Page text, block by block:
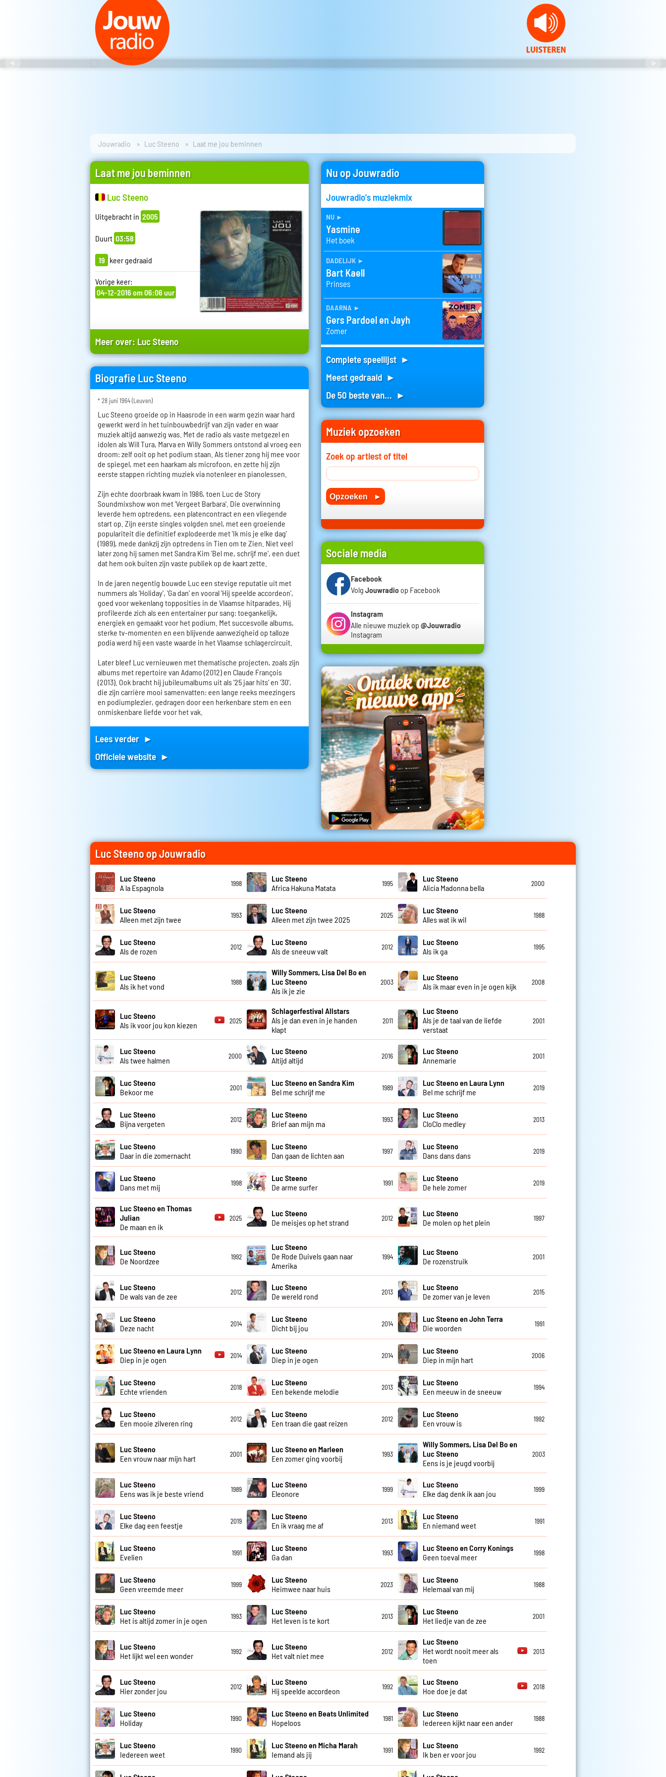
Jouwradio Luc Steeno Laat me jou beminnen
Laat me jou beminnen
Luc Steeno
Uitgebracht in 2005
Duurt 03:58
19 keer gedraaid
Vorige keer:
04-12-2016 om 06:06 uur
Meer over: Luc Steeno
Biografie Luc Steeno
* 28 juni 1964 (Leuven)
Luc Steeno groeide op in Haasrode in een warm gezin waar hard
gewerkt werd in het tuinbouwbedrijf van zijn vader en waar
muziek altijd aanwezig was. Met de radio als vaste metgezel en
idolen als Will Tura, Marva en Willy Sommers ontstond al vroeg een
droom: zelf ooit op het podium staan. Als tiener zong hij mee voor
de spiegel, met een haarkam als microfoon, en zette hij zijn
eerste stappen richting muziek via notenleer en pianolessen.
Zijn echte doorbraak kwam in 1986, toen Luc de Story
Soundmixshow won met 'Vergeet Barbara'. Die overwinning
leverde hem optredens, een platencontract en een vliegende
start op. Zijn eerste singles volgden snel, met een groeiende
populariteit die definitief explodeerde met 'Ik mis je elke dag'
(1989), mede dankzij zijn optredens in Tien om te Zien. Niet veel
later zong hij samen met Sandra Kim 'Bel me, schrijf me', een duet
dat hem ook buiten zijn vaste publiek op de kaart zette.
In de jaren negentig bouwde Luc een stevige reputatie uit met
nummers als 'Holiday', 'Ga dan' en vooral 'Hij speelde accordeon',
goed voor wekenlang topposities in de Vlaamse hitparades. Hij
profileerde zich als een entertainer pur sang: toegankelijk,
energiek en gemaakt voor het podium. Met succesvolle albums,
sterke tv-momenten en een blijvende aanwezigheid op talloze
podia werd hij een vaste waarde in het Vlaamse schlagercircuit.
Later bleef Luc vernieuwen met thematische projecten, zoals zijn
albums met repertoire van Adamo (2012) en Claude François
(2013). Ook bracht hij jubileumalbums uit als '25 jaar hits' en '30',
die zijn carrière mooi samenvatten: een lange reeks meezingers
en podiumplezier, gedragen door een herkenbare stem en een
onmiskenbare liefde voor het vak.
Lees verder ►
Officiele website ►
Nu op Jouwradio
Jouwradio's muziekmix
nu ►
Yasmine
Het boek
dadelijk ►
Bart Kaell
Prinses
daarna ►
Gers Pardoel en Jayh
Zomer
Complete speellijst ►
Meest gedraaid ►
De 50 beste van... ►
Muziek opzoeken
Zoek op artiest of titel
Sociale media
Facebook
Volg Jouwradio op Facebook
Instagram
Alle nieuwe muziek op @Jouwradio
Instagram
Luc Steeno op Jouwradio
Luc Steeno
A la Espagnola
1998
Luc Steeno
Africa Hakuna Matata
1995
Luc Steeno
Alicia Madonna bella
2000
Luc Steeno
Alleen met zijn twee
1993
Luc Steeno
Alleen met zijn twee 2025
2025
Luc Steeno
Alles wat ik wil
1988
Luc Steeno
Als de rozen
2012
Luc Steeno
Als de sneeuw valt
2012
Luc Steeno
Als ik ga
1995
Luc Steeno
Als ik het vond
1988
Willy Sommers, Lisa Del Bo en
Luc Steeno
Als ik je zie
2003
Luc Steeno
Als ik maar even in je ogen kijk
2008
Luc Steeno
Als ik voor jou kon kiezen
2025
Schlagerfestival Allstars
Als je dan even in je handen
klapt
2011
Luc Steeno
Als je de taal van de liefde
verstaat
2001
Luc Steeno
Als twee halmen
2000
Luc Steeno
Altijd altijd
2016
Luc Steeno
Annemarie
2001
Luc Steeno
Bekoor me
2001
Luc Steeno en Sandra Kim
Bel me schrijf me
1989
Luc Steeno en Laura Lynn
Bel me schrijf me
2019
Luc Steeno
Bijna vergeten
2012
Luc Steeno
Brief aan mijn ma
1993
Luc Steeno
CloClo medley
2013
Luc Steeno
Daar in die zomernacht
1990
Luc Steeno
Dan gaan de lichten aan
1997
Luc Steeno
Dans dans dans
2019
Luc Steeno
Dans met mij
1998
Luc Steeno
De arme surfer
1991
Luc Steeno
De hele zomer
2019
Luc Steeno en Thomas
Julian
De maan en ik
2025
Luc Steeno
De meisjes op het strand
2012
Luc Steeno
De molen op het plein
1997
Luc Steeno
De Noordzee
1992
Luc Steeno
De Rode Duivels gaan naar
Amerika
1994
Luc Steeno
De rozenstruik
2001
Luc Steeno
De wals van de zee
2012
Luc Steeno
De wereld rond
2013
Luc Steeno
De zomer van je leven
2015
Luc Steeno
Deze nacht
2014
Luc Steeno
Dicht bij jou
2014
Luc Steeno en John Terra
Die woorden
1991
Luc Steeno en Laura Lynn
Diep in je ogen
2014
Luc Steeno
Diep in je ogen
2014
Luc Steeno
Diep in mijn hart
2006
Luc Steeno
Echte vrienden
2018
Luc Steeno
Een bekende melodie
2013
Luc Steeno
Een meeuw in de sneeuw
1994
Luc Steeno
Een mooie zilveren ring
2012
Luc Steeno
Een traan die gaat reizen
2012
Luc Steeno
Een vrouw is
1992
Luc Steeno
Een vrouw naar mijn hart
2001
Luc Steeno en Marleen
Een zomer ging voorbij
1993
Willy Sommers, Lisa Del Bo en
Luc Steeno
Eens is je jeugd voorbij
2003
Luc Steeno
Eens was ik je beste vriend
1989
Luc Steeno
Eleonore
1999
Luc Steeno
Elke dag denk ik aan jou
1999
Luc Steeno
Elke dag een feestje
2019
Luc Steeno
En ik vraag me af
2013
Luc Steeno
En niemand weet
1991
Luc Steeno
Evelien
1991
Luc Steeno
Ga dan
1993
Luc Steeno en Corry Konings
Geen toeval meer
1998
Luc Steeno
Geen vreemde meer
1999
Luc Steeno
Heimwee naar huis
2023
Luc Steeno
Helemaal van mij
1988
Luc Steeno
Het is altijd zomer in je ogen
1993
Luc Steeno
Het leven is te kort
2013
Luc Steeno
Het liedje van de zee
2001
Luc Steeno
Het lijkt wel een wonder
1992
Luc Steeno
Het valt niet mee
2012
Luc Steeno
Het wordt nooit meer als
toen
2013
Luc Steeno
Hier zonder jou
2012
Luc Steeno
Hij speelde accordeon
1992
Luc Steeno
Hoe doe je dat
2018
Luc Steeno
Holiday
1990
Luc Steeno en Beats Unlimited
Hopeloos
1981
Luc Steeno
Iedereen kijkt naar een ander
1988
Luc Steeno
Iedereen weet
1990
Luc Steeno en Micha Marah
Iemand als jij
1991
Luc Steeno
Ik ben er voor jou
1992